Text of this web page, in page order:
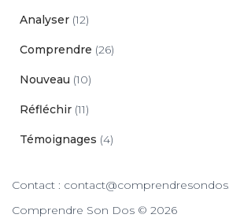
Analyser (12)
Comprendre (26)
Nouveau (10)
Réfléchir (11)
Témoignages (4)
Contact :
Comprendre Son Dos © 2026